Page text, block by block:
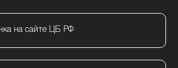
на сайте ЦБ РФ